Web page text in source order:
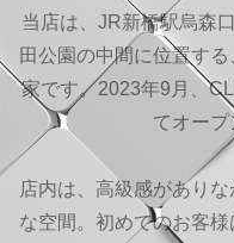
当店は、JR新橋駅烏森
田公園の中間に位置す
家です。2023年9月、
てオープ
店内は、高級感があり
な空間。初めてのお客